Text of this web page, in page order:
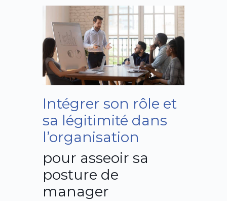
Intégrer son rôle et
sa légitimité dans
l’organisation
pour asseoir sa
posture de
manager